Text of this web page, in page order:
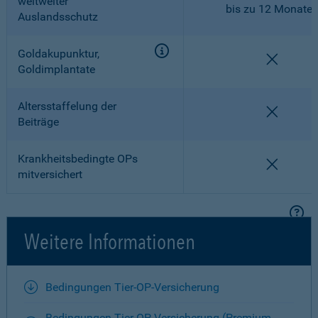
Auslandsschutz
bis zu 12 Monaten
Goldakupunktur,
Goldimplantate
Altersstaffelung der
Beiträge
Krankheitsbedingte OPs
mitversichert
Weitere Informationen
Bedingungen Tier-OP-Versicherung